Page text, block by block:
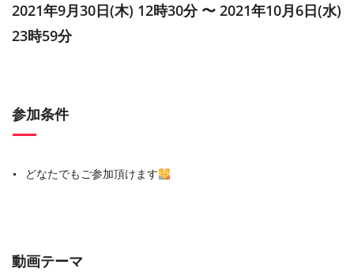
2021年9月30日(木) 12時30分 〜 2021年10月6日(水)
23時59分
参加条件
どなたでもご参加頂けます
動画テーマ